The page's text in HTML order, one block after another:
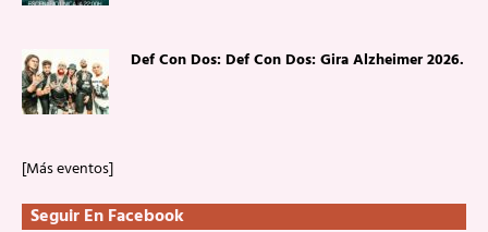
Def Con Dos: Def Con Dos: Gira Alzheimer 2026.
[Más eventos]
Seguir En Facebook